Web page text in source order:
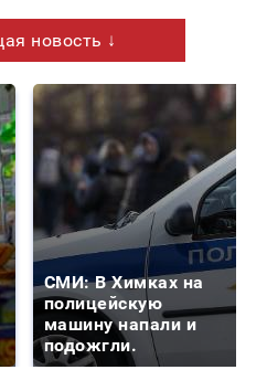
новость ↓
СМИ: В Химках на
полицейскую
машину напали и
подожгли.